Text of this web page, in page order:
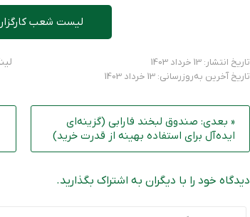
لیست شعب
تاریخ انتشار: 13 خرداد 1403
تاریخ آخرین به‌روزرسانی: 13 خرداد 1403
« بعدی: صندوق لبخند فارابی (گزینه‌ای
ایده‌آل برای استفاده بهینه از قدرت خرید)
دیدگاه خود را با دیگران به اشتراک بگذارید.